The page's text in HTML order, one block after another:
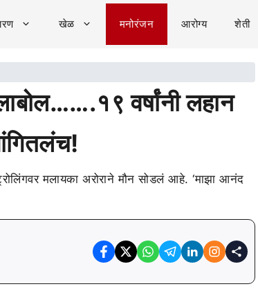
खेळ मनोरंजन आरोग्य शेती
वर्षांनी लहान
मलायका अरोराने मौन सोडलं आहे. ‘माझा आनंद